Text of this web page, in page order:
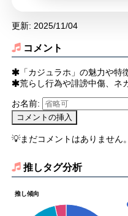
更新: 2025/11/04
コメント
「カジュラホ」の魅力や特
荒らし行為や誹謗中傷、ネ
お名前:
💡まだコメントはありません
推しタグ分析
推し傾向